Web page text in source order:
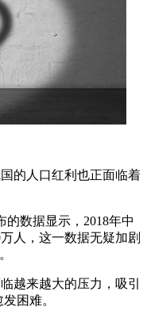
的人口红利也正面临着
数据显示，2018年中
人，这一数据无疑加剧
来越大的压力，吸引
困难。